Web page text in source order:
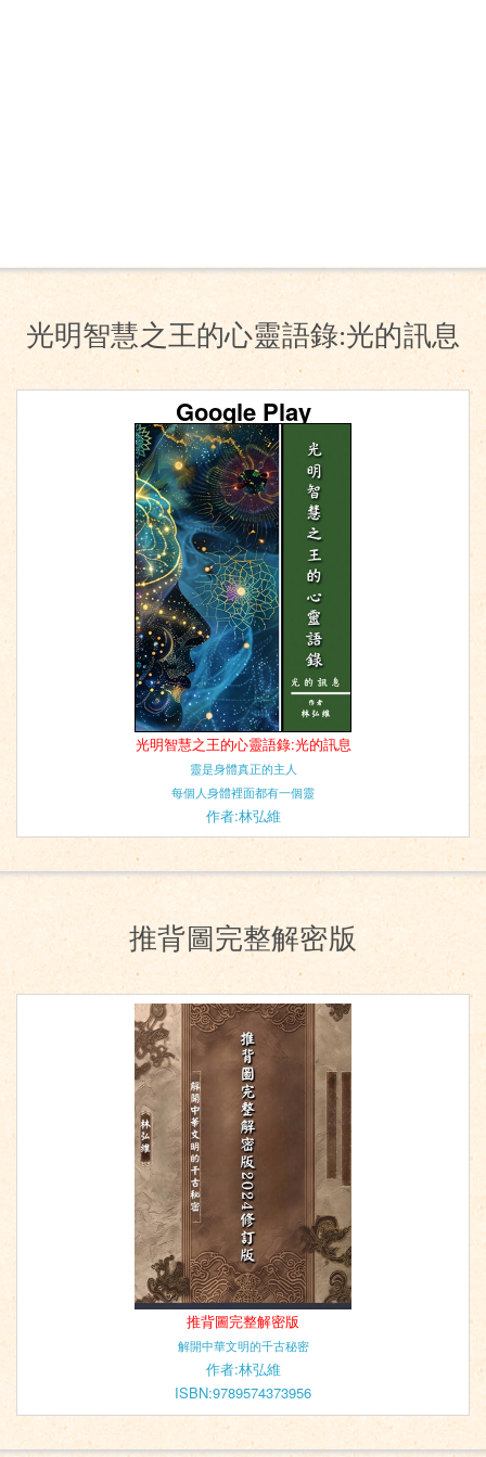
光明智慧之王的心靈語錄:光的訊息
Google Play
光明智慧之王的心靈語錄:光的訊息
靈是身體真正的主人
每個人身體裡面都有一個靈
作者:林弘維
推背圖完整解密版
推背圖完整解密版
解開中華文明的千古秘密
作者:林弘維
ISBN:9789574373956